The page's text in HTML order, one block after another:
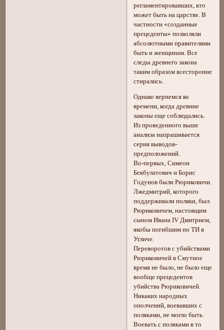
регламентировавших, кто
может быть на царстве. В
частности «созданные
прецеденты» позволяли
абсолютными правителями
быть и женщинам. Все
следы древнего закона
таким образом всесторонне
стирались.
Однако вернемся ко
времени, когда древние
законы еще соблюдались.
Из проведенного выше
анализа напрашивается
серия выводов-
предположений.
Во-первых, Симеон
Бекбулатович и Борис
Годунов были Рюриковичи.
Лжедмитрий, которого
поддерживали поляки, был
Рюриковичем, настоящим
сыном Ивана IV Дмитрием,
якобы погибшим по ТИ в
Угличе.
Переворотов с убийствами
Рюриковичей в Смутное
время не было, не было еще
вообще прецедентов
убийства Рюриковичей.
Никаких народных
ополчений, воевавших с
поляками, не могло быть.
Воевать с поляками в то